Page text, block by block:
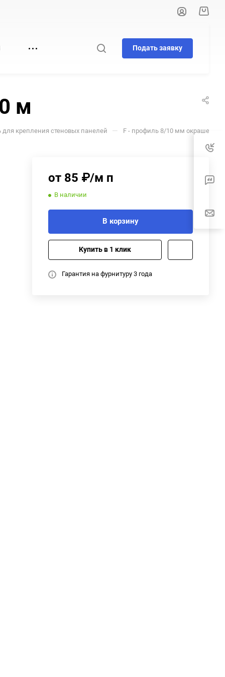
Подать заявку
м
крепления стеновых панелей — F - профиль 8/10 мм
от 85 ₽/м п
В наличии
В корзину
Купить в 1 клик
Гарантия на фурнитуру 3 года